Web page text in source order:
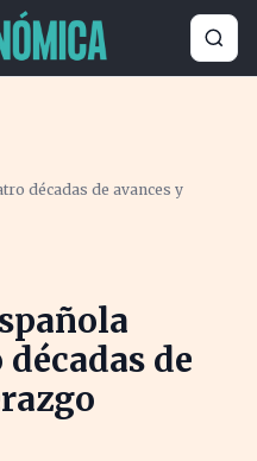
décadas de avances y
de